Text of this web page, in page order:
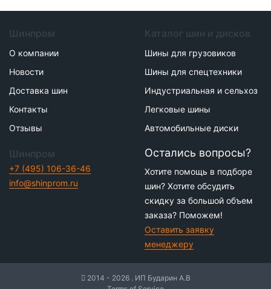
Шинпром
О компании
Новости
Доставка шин
Контакты
Отзывы
Каталог шин и дисков
Шины для грузовиков
Шины для спецтехники
Индустриальная и сельхоз
Легковые шины
Автомобильные диски
Шинпром
+7 (495) 106-36-46
info@shinprom.ru
Остались вопросы?
Хотите помощь в подборе
шин? Хотите обсудить
скидку за большой объем
заказа? Поможем!
Оставить заявку
менеджеру
2014 - 2026 . ИП Бударин А.В